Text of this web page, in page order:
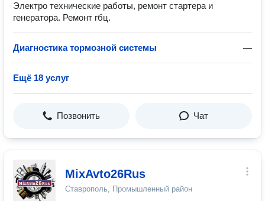
Электро технические работы, ремонт стартера и
генератора. Ремонт гбц.
Диагностика тормозной системы —
Ещё 18 услуг
Позвонить Чат
MixAvto26Rus
Ставрополь, Промышленный район